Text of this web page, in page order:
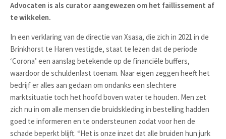
Advocaten is als curator aangewezen om het faillissement af
te wikkelen.
In een verklaring van de directie van Xsasa, die zich in 2021 in de
Brinkhorst te Haren vestigde, staat te lezen dat de periode
‘Corona’ een aanslag betekende op de financiële buffers,
waardoor de schuldenlast toenam. Naar eigen zeggen heeft het
bedrijf er alles aan gedaan om ondanks een slechtere
marktsituatie toch het hoofd boven water te houden. Men zet
zich nu in om alle mensen die bruidskleding in bestelling hadden
goed te informeren en te ondersteunen zodat voor hen de
schade beperkt blijft. “Het is onze inzet dat alle bruiden hun jurk